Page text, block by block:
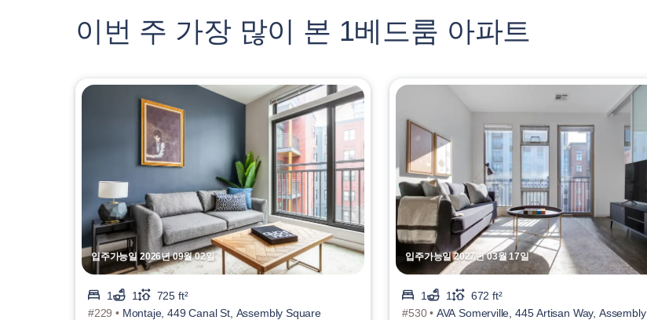
이번 주 가장 많이 본 1베드룸 아파트
입주가능일 2026년 09월 02일
1 1
725 ft²
#229 • Montaje, 449 Canal St, Assembly Square
입주가능일 2027년 03월 17일
1 1
672 ft²
#530 • AVA Somerville, 445 Artisan Way, Assembly